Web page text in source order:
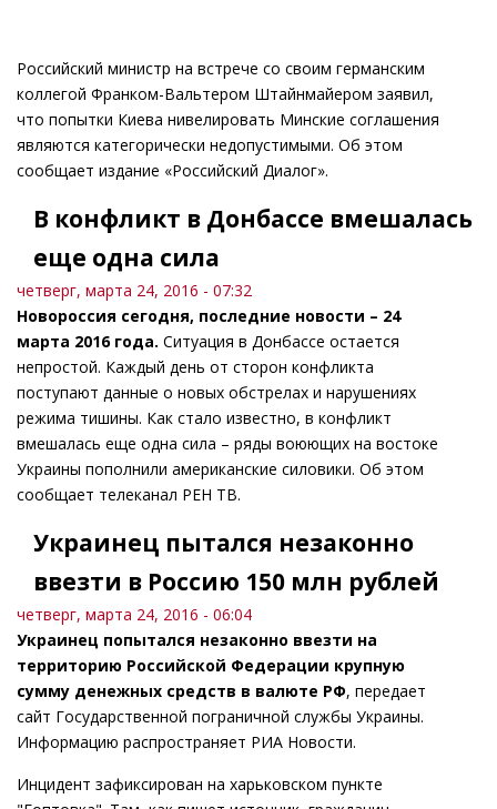
Российский министр на встрече со своим германским
коллегой Франком-Вальтером Штайнмайером заявил,
что попытки Киева нивелировать Минские соглашения
являются категорически недопустимыми. Об этом
сообщает издание «Российский Диалог».
В конфликт в Донбассе вмешалась
еще одна сила
четверг, марта 24, 2016 - 07:32
Новороссия сегодня, последние новости – 24
марта 2016 года. Ситуация в Донбассе остается
непростой. Каждый день от сторон конфликта
поступают данные о новых обстрелах и нарушениях
режима тишины. Как стало известно, в конфликт
вмешалась еще одна сила – ряды воюющих на востоке
Украины пополнили американские силовики. Об этом
сообщает телеканал РЕН ТВ.
Украинец пытался незаконно
ввезти в Россию 150 млн рублей
четверг, марта 24, 2016 - 06:04
Украинец попытался незаконно ввезти на
территорию Российской Федерации крупную
сумму денежных средств в валюте РФ, передает
сайт Государственной пограничной службы Украины.
Информацию распространяет РИА Новости.
Инцидент зафиксирован на харьковском пункте